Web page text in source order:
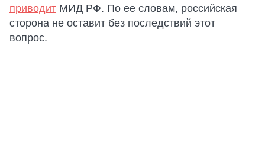
приводит МИД РФ. По ее словам, российская
сторона не оставит без последствий этот
вопрос.